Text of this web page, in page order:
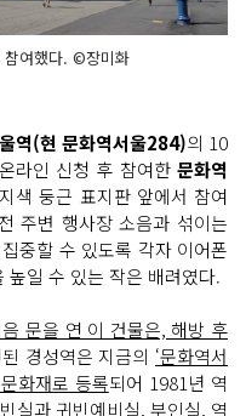
참여했다. ©장미화
역(현 문화역서울284)의 10
라인 신청 후 참여한 문화역
색 둥근 표지판 앞에서 참여
주변 행사장 소음과 섞이는
중할 수 있도록 각자 이어폰
높일 수 있는 작은 배려였다.
문을 연 이 건물은, 해방 후
경성역은 지금의 ‘문화역서
화재로 등록되어 1981년 역
실과 귀빈예비실, 부인실, 역